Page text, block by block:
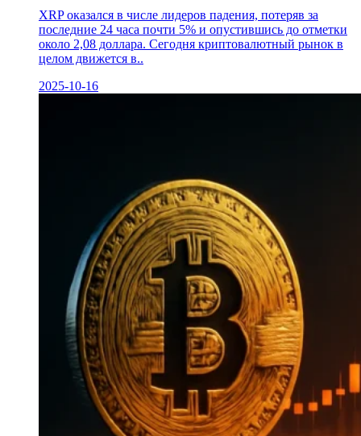
XRP оказался в числе лидеров падения, потеряв за
последние 24 часа почти 5% и опустившись до отметки
около 2,08 доллара. Сегодня криптовалютный рынок в
целом движется в..
2025-10-16